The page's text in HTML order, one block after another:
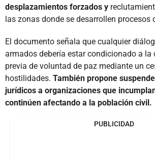
desplazamientos forzados y
las zonas donde se desarrollen procesos
El documento señala que cualquier
armados debería estar condicionado a la
previa de voluntad de paz mediante un
hostilidades. También propone
jurídicos a organizaciones que
continúen afectando a la población civil.
PUBLICIDAD